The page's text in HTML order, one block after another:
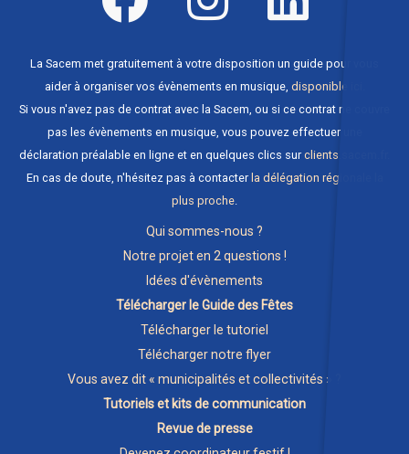
La Sacem met gratuitement à votre disposition un guide pour vous
aider à organiser vos évènements en musique, disponible ici
Si vous n'avez pas de contrat avec la Sacem, ou si ce contrat ne couvre
pas les évènements en musique, vous pouvez effectuer une
déclaration préalable en ligne et en quelques clics surclients.sacem.fr
En cas de doute, n'hésitez pas à contacter la délégation régionale la
plus proche.
Qui sommes-nous ?
Notre projet en 2 questions !
Idées d'évènements
Télécharger le Guide des Fêtes
Télécharger le tutoriel
Télécharger notre flyer
Vous avez dit « municipalités et collectivités » ?
Tutoriels et kits de communication
Revue de presse